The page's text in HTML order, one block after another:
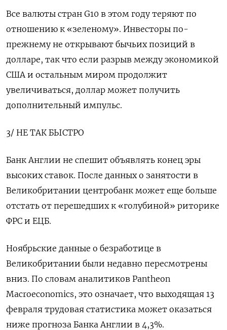
Все валюты стран G10 в этом году теряют по
отношению к «зеленому». Инвесторы по-
прежнему не открывают бычьих позиций в
долларе, так что если разрыв между экономикой
США и остальным миром продолжит
увеличиваться, доллар может получить
дополнительный импульс.
3/ НЕ ТАК БЫСТРО
Банк Англии не спешит объявлять конец эры
высоких ставок. После данных о занятости в
Великобритании центробанк может еще больше
отстать от перешедших к «голубиной» риторике
ФРС и ЕЦБ.
Ноябрьские данные о безработице в
Великобритании были недавно пересмотрены
вниз. По словам аналитиков Pantheon
Macroeconomics, это означает, что выходящая 13
февраля трудовая статистика может оказаться
ниже прогноза Банка Англии в 4,3%.